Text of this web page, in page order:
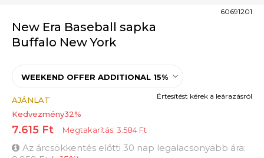
New Era Baseball sapka
Buffalo New York
60691201
WEEKEND OFFER ADDITIONAL 15%
AJÁNLAT
Kedvezmény32%
7.615 Ft Megtakarítás: 3.584 Ft
Az árcsökkentés előtti 30 nap legalacsonyabb ára:
Értesítést kérek a leárazásról